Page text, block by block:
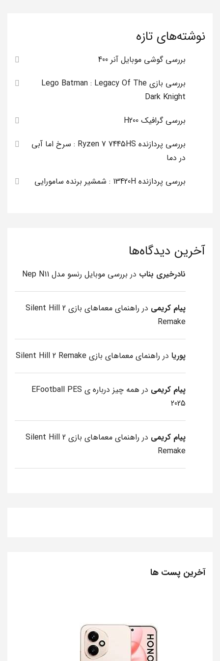
نوشته‌های تازه
بررسی گوشی موبایل آنر 400
بررسی بازی Lego Batman : Legacy Of The
Dark Knight
بررسی گرافیک H200
بررسی پردازنده Ryzen 7 7445HS : سرخ اما آبی
در دما
بررسی پردازنده 13420H : شمشیر برنده سامورایی
آخرین دیدگاه‌ها
نادرخیری بناب در بررسی موبایل رنسو مدل Nep N11
پیام کریمی در
راهنمای معماهای بازی Silent Hill 2
Remake
پوریا در راهنمای معماهای بازی Silent Hill 2 Remake
پیام کریمی در
همه چیز درباره ی EFootball PES
2025
پیام کریمی در
راهنمای معماهای بازی Silent Hill 2
Remake
آخرین پست ها